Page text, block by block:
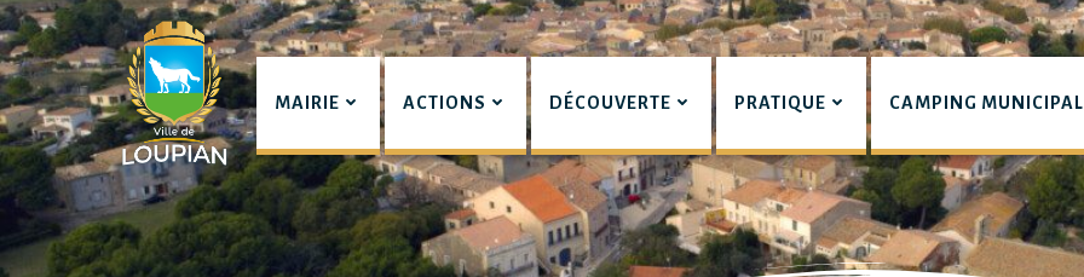
Aller
au
contenu
Commune de Loupian
MAIRIE ACTIONS DÉCOUVERTE PRATIQUE CAMPING MUNICIPAL